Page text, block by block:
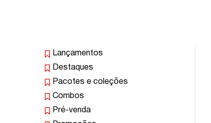
Lançamentos
Destaques
Pacotes e coleções
Combos
Pré-venda